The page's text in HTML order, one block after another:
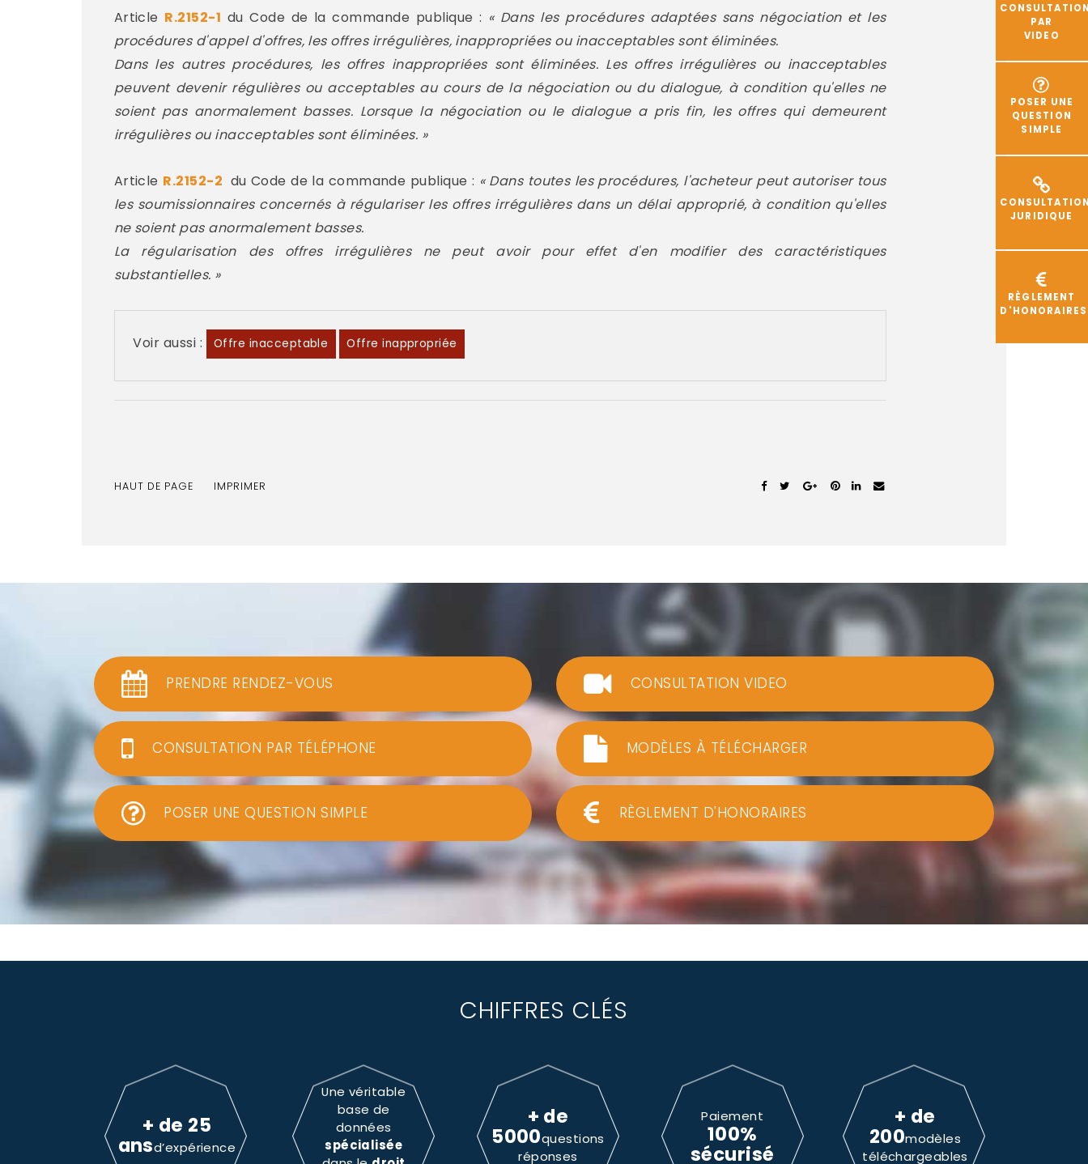
PAR
VIDEO
POSER UNE
QUESTION
SIMPLE
JURIDIQUE
RÈGLEMENT
D'HONORAIRES
Article R.2152-1 du Code de la commande publique : « Dans les procédures adaptées sans négociation et les
procédures d'appel d'offres, les offres irrégulières, inappropriées ou inacceptables sont éliminées.
Dans les autres procédures, les offres inappropriées sont éliminées. Les offres irrégulières ou inacceptables
peuvent devenir régulières ou acceptables au cours de la négociation ou du dialogue, à condition qu'elles ne
soient pas anormalement basses. Lorsque la négociation ou le dialogue a pris fin, les offres qui demeurent
irrégulières ou inacceptables sont éliminées. »
Article R.2152-2 du Code de la commande publique : « Dans toutes les procédures, l'acheteur peut autoriser tous
les soumissionnaires concernés à régulariser les offres irrégulières dans un délai approprié, à condition qu'elles
ne soient pas anormalement basses.
La régularisation des offres irrégulières ne peut avoir pour effet d'en modifier des caractéristiques
substantielles. »
Voir aussi : Offre inacceptable Offre inappropriée
HAUT DE PAGE IMPRIMER
PRENDRE RENDEZ-VOUS
CONSULTATION PAR TÉLÉPHONE
POSER UNE QUESTION SIMPLE
CONSULTATION VIDEO
MODÈLES À TÉLÉCHARGER
RÈGLEMENT D'HONORAIRES
CHIFFRES CLÉS
+ de 25
ansd’expérience
Une véritable
base de
données
spécialisée
+ de
5000questions
réponses
Paiement
100%
sécurisé
+ de
200modèles
téléchargeables